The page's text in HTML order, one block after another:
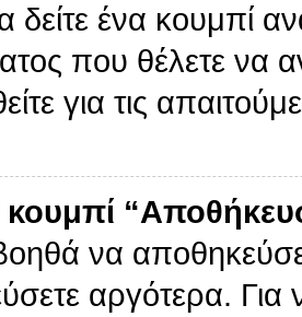
δείτε ένα κουμπί
που θέλετε να
για τις
κουμπί
να
αργότερα.